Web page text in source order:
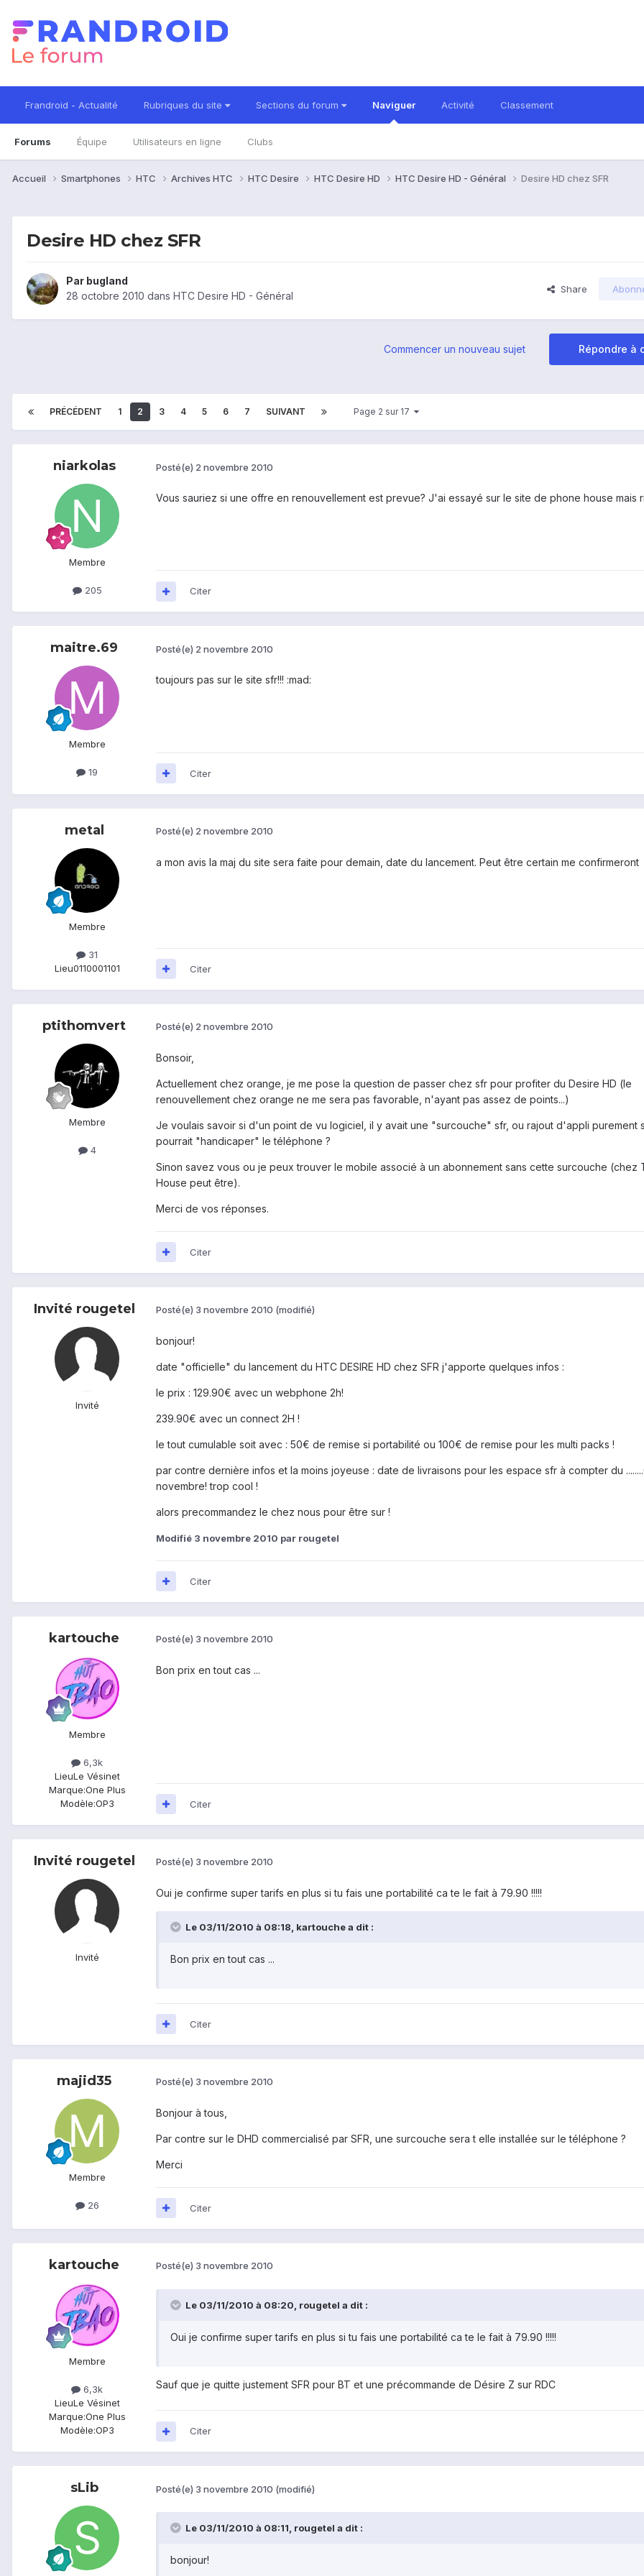
Frandroid - Actualité Rubriques du site Sections du forum Naviguer
Forums Équipe Utilisateurs en ligne Clubs
Activité Classement
Accueil Smartphones HTC Archives HTC HTC Desire HTC Desire HD HTC Desire HD - Général Desire HD chez SFR
Desire HD chez SFR
Par bugland
28 octobre 2010 dans HTC Desire HD - Général
Share
Répondre à
Commencer un nouveau sujet
PRÉCÉDENT 1 2 3 4 5 6 7 SUIVANT Page 2 sur 17
niarkolas
Membre
205
Posté(e) 2 novembre 2010
Vous sauriez si une offre en renouvellement est prevue? J'ai essayé sur le site de phone house mais
Citer
maitre.69
Membre
19
Posté(e) 2 novembre 2010
toujours pas sur le site sfr!!! :mad:
Citer
metal
Membre
31
Lieu0110001101
Posté(e) 2 novembre 2010
a mon avis la maj du site sera faite pour demain, date du lancement. Peut être certain me confirmeront
Citer
ptithomvert
Membre
4
Posté(e) 2 novembre 2010
Bonsoir,
Actuellement chez orange, je me pose la question de passer chez sfr pour profiter du Desire HD (le
renouvellement chez orange ne me sera pas favorable, n'ayant pas assez de points...)
Je voulais savoir si d'un point de vu logiciel, il y avait une "surcouche" sfr, ou rajout d'appli purement
pourrait "handicaper" le téléphone ?
Sinon savez vous ou je peux trouver le mobile associé à un abonnement sans cette surcouche (chez
House peut être).
Merci de vos réponses.
Citer
Invité rougetel
Invité
Posté(e) 3 novembre 2010 (modifié)
bonjour!
date "officielle" du lancement du HTC DESIRE HD chez SFR j'apporte quelques infos :
le prix : 129.90€ avec un webphone 2h!
239.90€ avec un connect 2H !
le tout cumulable soit avec : 50€ de remise si portabilité ou 100€ de remise pour les multi packs !
par contre dernière infos et la moins joyeuse : date de livraisons pour les espace sfr à compter du
novembre! trop cool !
alors precommandez le chez nous pour être sur !
Modifié 3 novembre 2010 par rougetel
Citer
kartouche
Membre
6,3k
LieuLe Vésinet
Marque:One Plus
Modèle:OP3
Posté(e) 3 novembre 2010
Bon prix en tout cas ...
Citer
Invité rougetel
Invité
Posté(e) 3 novembre 2010
Oui je confirme super tarifs en plus si tu fais une portabilité ca te le fait à 79.90 !!!!!
Le 03/11/2010 à 08:18, kartouche a dit :
Bon prix en tout cas ...
Citer
majid35
Membre
26
Posté(e) 3 novembre 2010
Bonjour à tous,
Par contre sur le DHD commercialisé par SFR, une surcouche sera t elle installée sur le téléphone ?
Merci
Citer
kartouche
Membre
6,3k
LieuLe Vésinet
Marque:One Plus
Modèle:OP3
Posté(e) 3 novembre 2010
Le 03/11/2010 à 08:20, rougetel a dit :
Oui je confirme super tarifs en plus si tu fais une portabilité ca te le fait à 79.90 !!!!!
Sauf que je quitte justement SFR pour BT et une précommande de Désire Z sur RDC
Citer
sLib Posté(e) 3 novembre 2010 (modifié)
Le 03/11/2010 à 08:11, rougetel a dit :
bonjour!